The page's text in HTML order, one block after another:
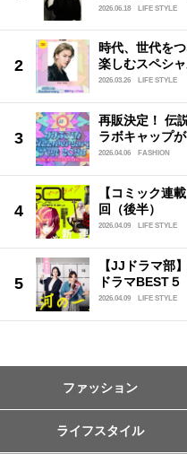
2026.06.18
LIFE STYLE
時代、世代を
楽しむスペシ
2026.03.26 LIFE STYLE
再販決定！ 伝
ラボキャップ
2026.04.06 FASHION
【コミック連
回（後半）
2026.04.09 LIFE STYLE
【JJドラマ部
ドラマBEST５
2026.04.09 LIFE STYLE
ファッション
ライフスタイル